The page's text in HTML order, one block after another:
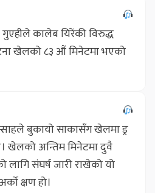
गुएहीले कालेब यिरेंकी विरुद्ध
खेलको ८३ औं मिनेटमा भएको
बुकायो साकासँग खेलमा ड्र
खेलको अन्तिम मिनेटमा दुवै
लागि संघर्ष जारी राखेको यो
क्षण हो।